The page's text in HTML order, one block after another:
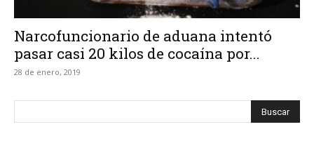
Narcofuncionario de aduana intentó
pasar casi 20 kilos de cocaína por...
28 de enero, 2019